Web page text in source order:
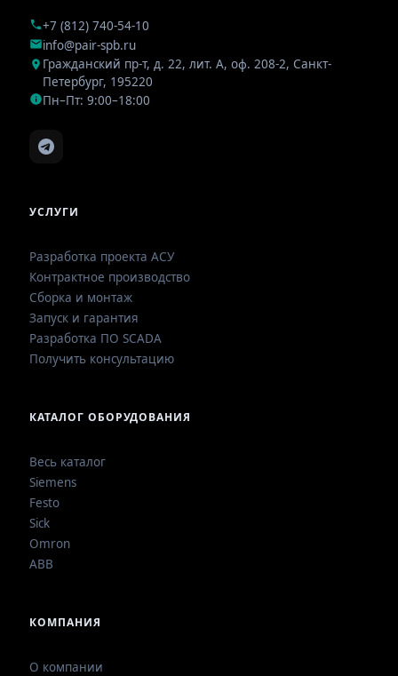
+7 (812) 740-54-10
info@pair-spb.ru
Гражданский пр-т, д. 22, лит. А, оф. 208-2, Санкт-
Петербург, 195220
Пн–Пт: 9:00–18:00
УСЛУГИ
Разработка проекта АСУ
Контрактное производство
Сборка и монтаж
Запуск и гарантия
Разработка ПО SCADA
Получить консультацию
КАТАЛОГ ОБОРУДОВАНИЯ
Весь каталог
Siemens
Festo
Sick
Omron
ABB
КОМПАНИЯ
О компании